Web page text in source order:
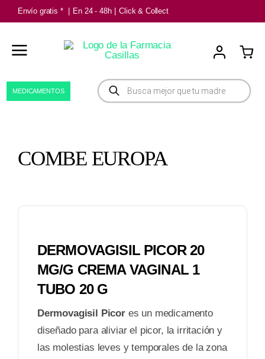
Saltar
al
contenido
Envío gratis * En 24 - 48h Click & Collect
Búsqueda
de
productos
MEDICAMENTOS
COMBE EUROPA
DERMOVAGISIL PICOR 20
MG/G CREMA VAGINAL 1
TUBO 20 G
Dermovagisil Picores un medicamento
diseñado para aliviar el picor, la irritación y
las molestias leves y temporales de la zona